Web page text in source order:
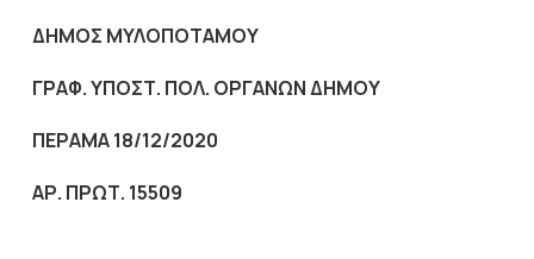
ΔΗΜΟΣ ΜΥΛΟΠΟΤΑΜΟΥ
ΓΡΑΦ. ΥΠΟΣΤ. ΠΟΛ. ΟΡΓΑΝΩΝ ΔΗΜΟΥ
ΠΕΡΑΜΑ 18/12/2020
ΑΡ. ΠΡΩΤ. 15509